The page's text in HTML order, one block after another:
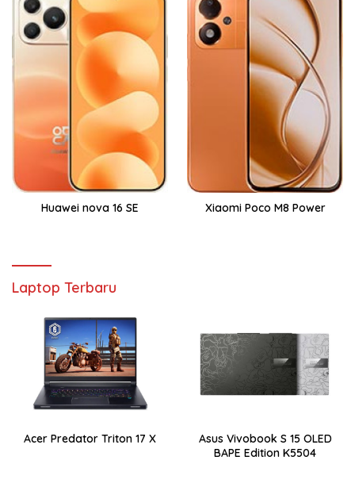
Huawei nova 16 SE Xiaomi Poco M8 Power
Laptop Terbaru
Acer Predator Triton 17 X
Asus Vivobook S 15 OLED
BAPE Edition K5504